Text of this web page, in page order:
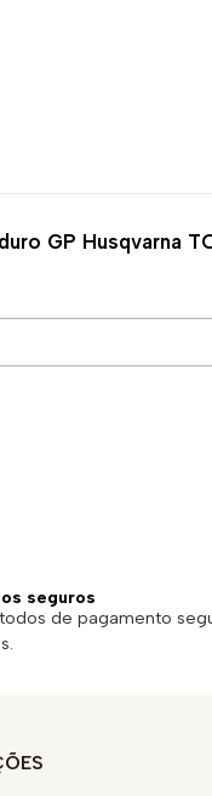
GP Husqvarna
seguros
de pagamento